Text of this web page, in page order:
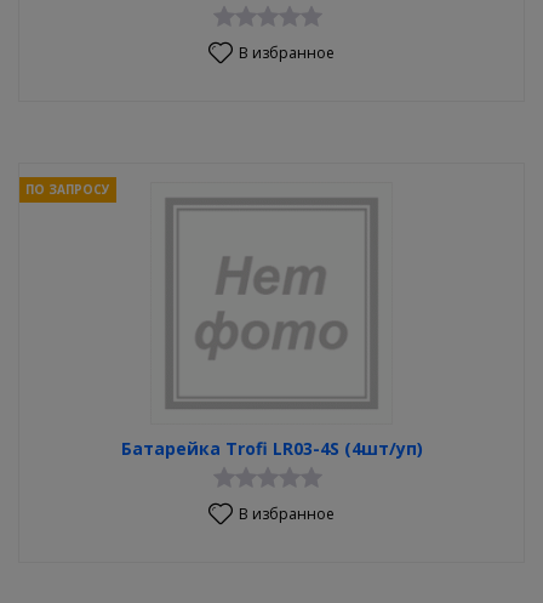
В избранное
Батарейка Trofi LR03-4S (4шт/уп)
ПО ЗАПРОСУ
В избранное